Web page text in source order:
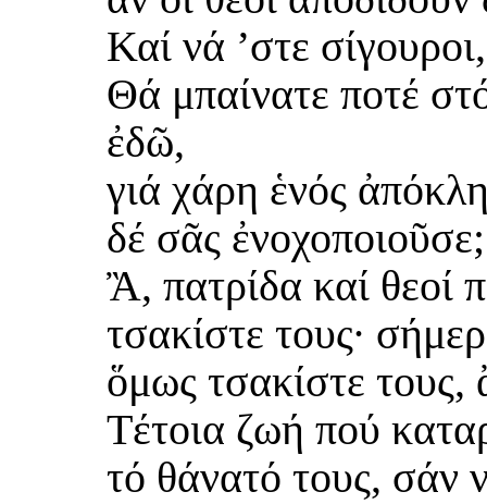
Καί νά ’στε
Θά μπαίνατε ποτέ
ἐδῶ,
γιά χάρη ἑνός
δέ σᾶς ἐνοχοποιοῦσε;
Ἂ, πατρίδα καί θεοί
τσακίστε τους·
ὅμως τσακίστε τους,
Τέτοια ζωή πού
τό θάνατό τους, σάν